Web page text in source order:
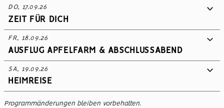
DO, 17.09.26
ZEIT FÜR DICH
FR, 18.09.26
AUSFLUG APFELFARM & ABSCHLUSSABEND
SA, 19.09.26
HEIMREISE
Programmänderungen bleiben vorbehalten.